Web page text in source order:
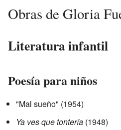
Obras de Gloria
Literatura infantil
Poesía para niños
"Mal sueño" (1954)
Ya ves que tontería (1948)